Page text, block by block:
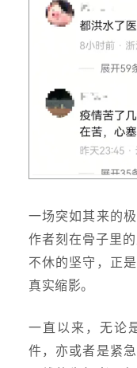
一场突如其来的
作者刻在骨子里
不休的坚守，正
真实缩影。
一直以来，无论
件，亦或者是紧